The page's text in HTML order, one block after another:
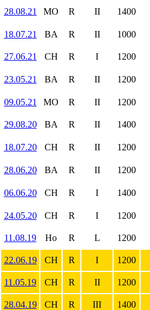
28.08.21 MO R II 1400
18.07.21 BA R II 1000
27.06.21 CH R I 1200
23.05.21 BA R II 1200
09.05.21 MO R II 1200
29.08.20 BA R II 1400
18.07.20 CH R II 1200
28.06.20 BA R II 1200
06.06.20 CH R I 1400
24.05.20 CH R I 1200
11.08.19 Ho R L 1200
22.06.19 CH R I 1200
11.05.19 CH R II 1200
28.04.19 CH R III 1400